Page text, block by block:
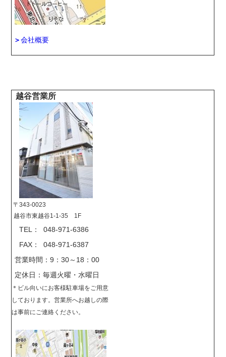
＞会社概要
越谷営業所
〒343-0023
越谷市東越谷1-1-35 1F
TEL： 048-971-6386
FAX： 048-971-6387
営業時間：9：30～18：00
定休日：毎週火曜・水曜日
＊ ビル向いにお客様駐車場をご用意
しております。営業所へお越しの際
は事前に ご連絡ください。